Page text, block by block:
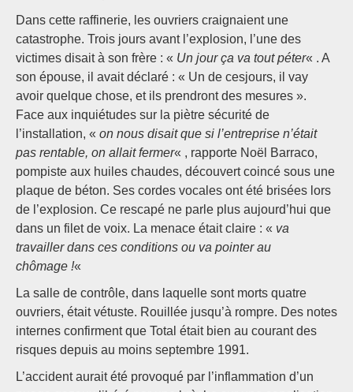
Dans cette raffinerie, les ouvriers craignaient une
catastrophe. Trois jours avant l’explosion, l’une des
victimes disait à son frère : « Un jour ça va tout péter« . A
son épouse, il avait déclaré : « Un de cesjours, il vay
avoir quelque chose, et ils prendront des mesures ».
Face aux inquiétudes sur la piètre sécurité de
l’installation, « on nous disait que si l’entreprise n’était
pas rentable, on allait fermer« , rapporte Noël Barraco,
pompiste aux huiles chaudes, découvert coincé sous une
plaque de béton. Ses cordes vocales ont été brisées lors
de l’explosion. Ce rescapé ne parle plus aujourd’hui que
dans un filet de voix. La menace était claire : « va
travailler dans ces conditions ou va pointer au
chômage !«
La salle de contrôle, dans laquelle sont morts quatre
ouvriers, était vétuste. Rouillée jusqu’à rompre. Des notes
internes confirment que Total était bien au courant des
risques depuis au moins septembre 1991.
L’accident aurait été provoqué par l’inflammation d’un